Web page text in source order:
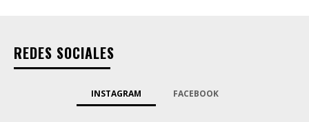
REDES SOCIALES
INSTAGRAM FACEBOOK